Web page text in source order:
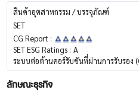
สินค้าอุตสาหกรรม / บรรจุภัณฑ์
SET
CG Report :
SET ESG Ratings : A
ระบบต่อต้านคอร์รับชันที่ผ่านการรับรอง
ลักษณะธุรกิจ